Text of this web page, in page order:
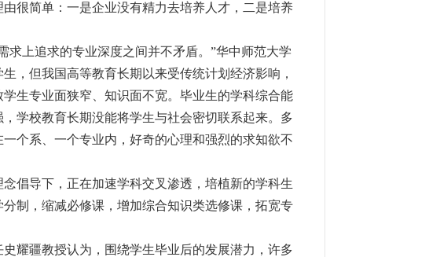
很简单：一是企业没有精力去培养人才，二是培养
上追求的专业深度之间并不矛盾。”华中师范大学
，但我国高等教育长期以来受传统计划经济影响，
生专业面狭窄、知识面不宽。毕业生的学科综合能
学校教育长期没能将学生与社会密切联系起来。多
个系、一个专业内，好奇的心理和强烈的求知欲不
导下，正在加速学科交叉渗透，培植新的学科生
制，缩减必修课，增加综合知识类选修课，拓宽专
疆教授认为，围绕学生毕业后的发展潜力，许多